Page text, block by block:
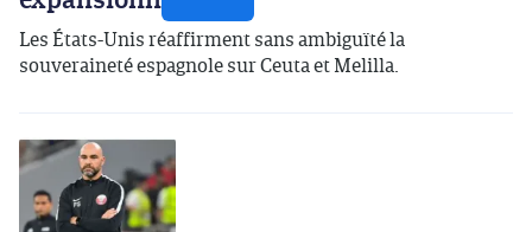
Les États-Unis réaffirment sans ambiguïté la
souveraineté espagnole sur Ceuta et Melilla.